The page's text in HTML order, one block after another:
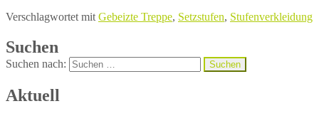
Verschlagwortet mit Gebeizte Treppe, Setzstufen, Stufenverkleidung
Suchen
Suchen nach:
Aktuell